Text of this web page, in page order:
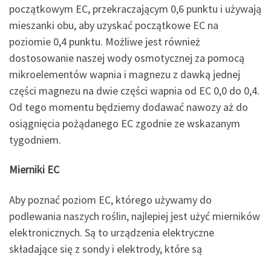
początkowym EC, przekraczającym 0,6 punktu i używają
mieszanki obu, aby uzyskać początkowe EC na
poziomie 0,4 punktu. Możliwe jest również
dostosowanie naszej wody osmotycznej za pomocą
mikroelementów wapnia i magnezu z dawką jednej
części magnezu na dwie części wapnia od EC 0,0 do 0,4.
Od tego momentu będziemy dodawać nawozy aż do
osiągnięcia pożądanego EC zgodnie ze wskazanym
tygodniem.
Mierniki EC
Aby poznać poziom EC, którego używamy do
podlewania naszych roślin, najlepiej jest użyć mierników
elektronicznych. Są to urządzenia elektryczne
składające się z sondy i elektrody, które są